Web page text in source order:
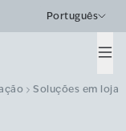
Português
Soluções em loja